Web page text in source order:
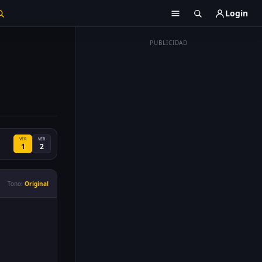
Login
PUBLICIDAD
VER
1
VER
2
Tono: Original